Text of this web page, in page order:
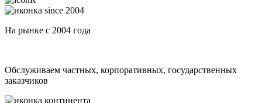
На рынке с 2004 года
Обслуживаем частных, корпоративных, государственных
заказчиков